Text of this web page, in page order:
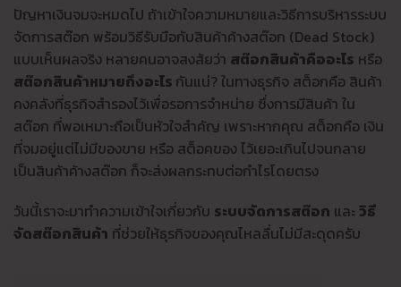
ปัญหาเงินจมจะหมดไป ถ้าเข้าใจความหมายและวิธีการบริหารระบบ
จัดการสต๊อก พร้อมวิธีรับมือกับสินค้าค้างสต๊อก (Dead Stock)
แบบเห็นผลจริง หลายคนอาจสงสัยว่า สต๊อกสินค้าคืออะไร หรือ
สต๊อกสินค้าหมายถึงอะไร กันแน่? ในทางธุรกิจ สต็อกคือ สินค้า
คงคลังที่ธุรกิจสำรองไว้เพื่อรอการจำหน่าย ซึ่งการมีสินค้า ใน
สต๊อก ที่พอเหมาะถือเป็นหัวใจสำคัญ เพราะหากคุณ สต็อกคือ เงิน
ที่จมอยู่แต่ไม่มีของขาย หรือ สต็อคของ ไว้เยอะเกินไปจนกลาย
เป็นสินค้าค้างสต๊อก ก็จะส่งผลกระทบต่อกำไรโดยตรง
วันนี้เราจะมาทำความเข้าใจเกี่ยวกับ ระบบจัดการสต๊อก และ วิธี
จัดสต๊อกสินค้า ที่ช่วยให้ธุรกิจของคุณไหลลื่นไม่มีสะดุดครับ